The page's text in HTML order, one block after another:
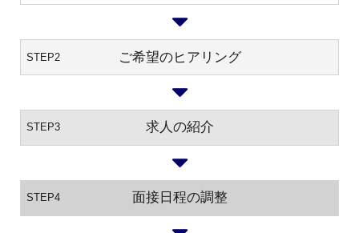
STEP2 ご希望のヒアリング
STEP3 求人の紹介
STEP4 面接日程の調整